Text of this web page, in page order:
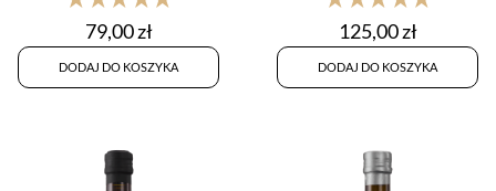
79,00zł
DODAJ DO KOSZYKA
125,00zł
DODAJ DO KOSZYKA